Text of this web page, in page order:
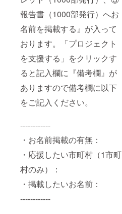
報告書（1000部発行）へお
名前を掲載する』が入って
おります。「プロジェクト
を支援する」をクリックす
ると記入欄に『備考欄』が
ありますので備考欄に以下
をご記入ください。
------------
・お名前掲載の有無：
・応援したい市町村（1市町
村のみ）：
・掲載したいお名前：
------------